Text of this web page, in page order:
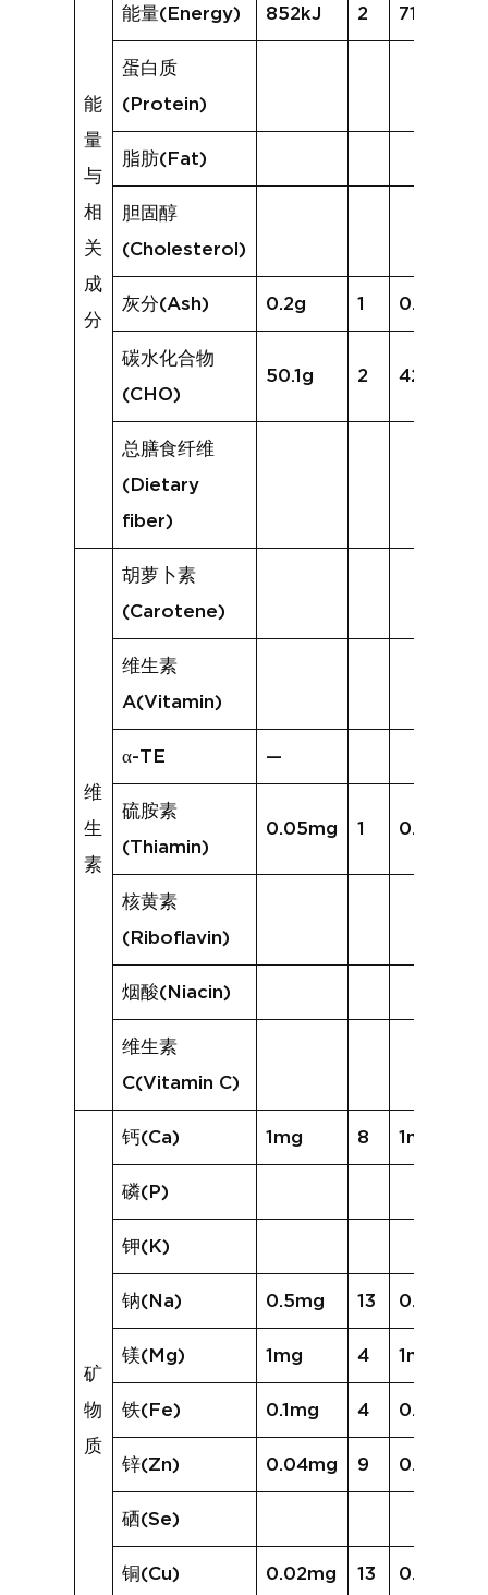
能
量
与
相
关
成
分
能量(Energy) 852kJ 2 715kJ
蛋白质
(Protein)
脂肪(Fat)
胆固醇
(Cholesterol)
灰分(Ash) 0.2g 1 0.0g
碳水化合物
(CHO)
50.1g 2 42.1g
总膳食纤维
(Dietary
fiber)
维
生
素
胡萝卜素
(Carotene)
维生素
A(Vitamin)
α-TE —
硫胺素
(Thiamin)
0.05mg 1 0.00mg
核黄素
(Riboflavin)
烟酸(Niacin)
维生素
C(Vitamin C)
矿
物
质
钙(Ca) 1mg 8 1mg
磷(P)
钾(K)
钠(Na) 0.5mg 13 0.9mg
镁(Mg) 1mg 4 1mg
铁(Fe) 0.1mg 4 0.1mg
锌(Zn) 0.04mg 9 0.05mg
硒(Se)
铜(Cu) 0.02mg 13 0.02mg